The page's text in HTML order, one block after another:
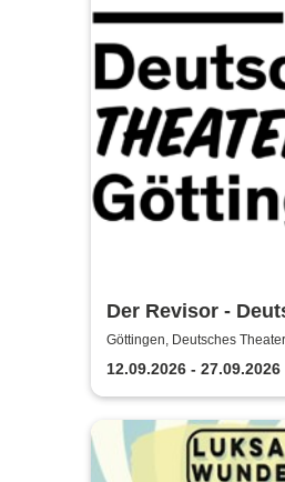
Der Revisor -
Theater Göttingen
Göttingen, Deutsches
12.09.2026 - 27.09.2026